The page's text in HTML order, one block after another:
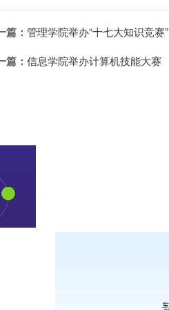
篇： 管理学院举办“十七大知识竞赛”
篇： 信息学院举办计算机技能大赛